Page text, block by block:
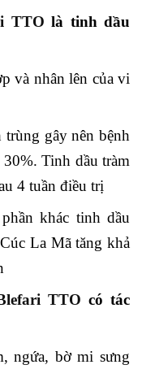
TTO là tinh dầu
và nhân lên của vi
gây nên bệnh
Tinh dầu tràm
4 tuần điều trị
khác tinh dầu
La Mã tăng khả
TTO có tác
ngứa, bờ mi sưng